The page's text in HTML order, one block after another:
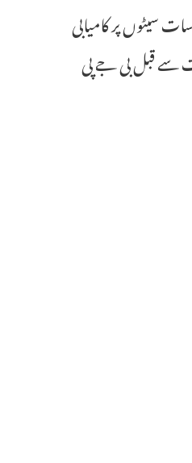
سیٹوں پر کامیابی
سے قبل بی جے پی